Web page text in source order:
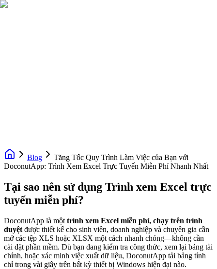
Blog
Tăng Tốc Quy Trình Làm Việc của Bạn với
DoconutApp: Trình Xem Excel Trực Tuyến Miễn Phí Nhanh Nhất
Tại sao nên sử dụng Trình xem Excel trực
tuyến miễn phí?
DoconutApp là một trình xem Excel miễn phí, chạy trên trình
duyệt được thiết kế cho sinh viên, doanh nghiệp và chuyên gia cần
mở các tệp XLS hoặc XLSX một cách nhanh chóng—không cần
cài đặt phần mềm. Dù bạn đang kiểm tra công thức, xem lại bảng tài
chính, hoặc xác minh việc xuất dữ liệu, DoconutApp tải bảng tính
chỉ trong vài giây trên bất kỳ thiết bị Windows hiện đại nào.